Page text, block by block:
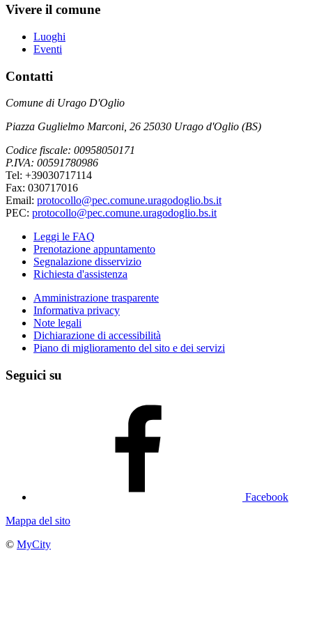
Vivere il comune
Luoghi
Eventi
Contatti
Comune di Urago D'Oglio
Piazza Guglielmo Marconi, 26 25030 Urago d'Oglio (BS)
Codice fiscale: 00958050171
P.IVA: 00591780986
Tel: +39030717114
Fax: 030717016
Email: protocollo@pec.comune.uragodoglio.bs.it
PEC: protocollo@pec.comune.uragodoglio.bs.it
Leggi le FAQ
Prenotazione appuntamento
Segnalazione disservizio
Richiesta d'assistenza
Amministrazione trasparente
Informativa privacy
Note legali
Dichiarazione di accessibilità
Piano di miglioramento del sito e dei servizi
Seguici su
Facebook
Mappa del sito
© MyCity